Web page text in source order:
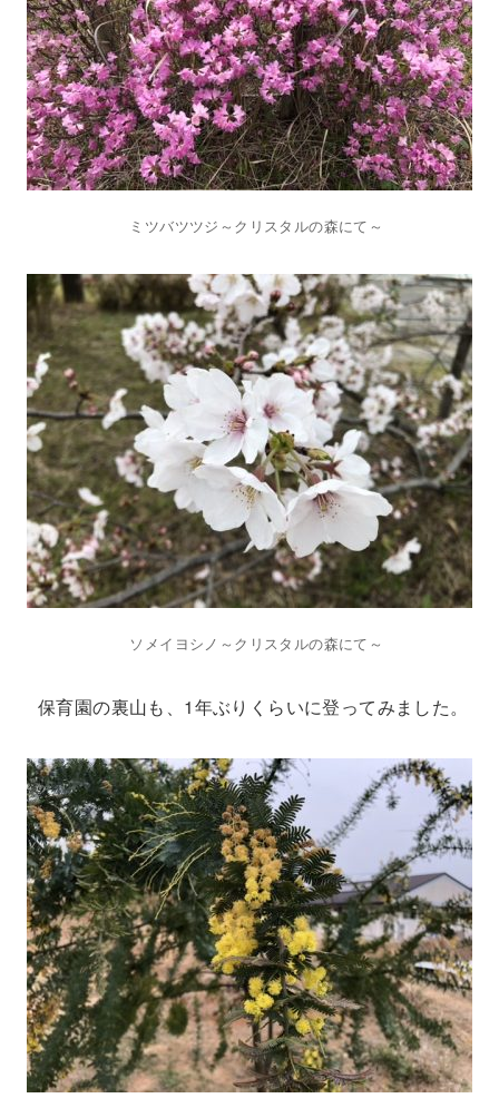
ミツバツツジ～クリスタルの森にて～
ソメイヨシノ～クリスタルの森にて～
保育園の裏山も、1年ぶりくらいに登ってみました。